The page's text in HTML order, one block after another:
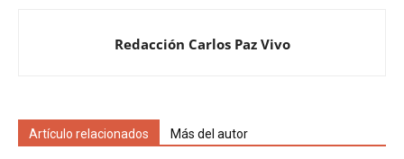
Redacción Carlos Paz Vivo
Artículo relacionados Más del autor